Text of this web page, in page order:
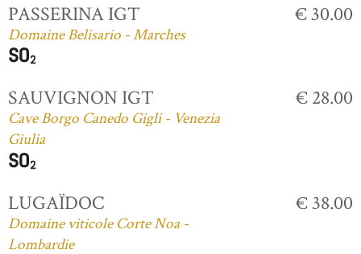
PASSERINA IGT
Domaine Belisario - Marches
€ 30.00
SAUVIGNON IGT
Cave Borgo Canedo Gigli - Venezia
Giulia
€ 28.00
LUGAÏDOC
Domaine viticole Corte Noa -
Lombardie
€ 38.00